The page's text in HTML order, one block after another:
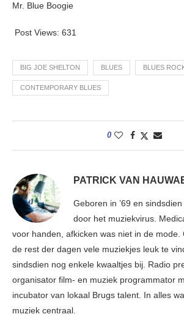
Mr. Blue Boogie
Post Views: 631
BIG JOE SHELTON BLUES BLUES
CONTEMPORARY BLUES
0
PATRICK VAN
Geboren in ’69 en
door het muziekvirus.
voor handen, afkicken was niet in de mode.
de rest der dagen vele muziekjes leuk te
sindsdien nog enkele kwaaltjes bij. Radio
organisator film- en muziek programmator
incubator van lokaal Brugs talent. In alles
muziek centraal.